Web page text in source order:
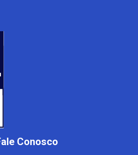
Conosco